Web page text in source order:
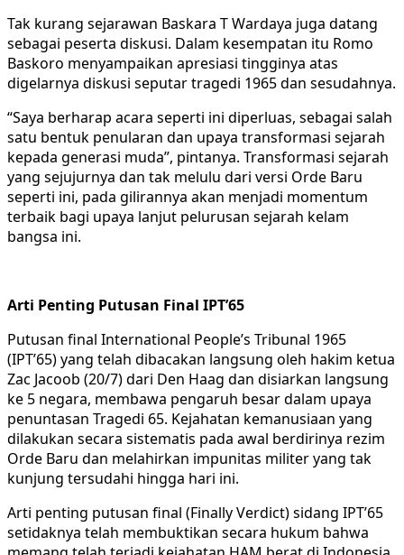
Tak kurang sejarawan Baskara T Wardaya juga datang
sebagai peserta diskusi. Dalam kesempatan itu Romo
Baskoro menyampaikan apresiasi tingginya atas
digelarnya diskusi seputar tragedi 1965 dan sesudahnya.
“Saya berharap acara seperti ini diperluas, sebagai salah
satu bentuk penularan dan upaya transformasi sejarah
kepada generasi muda”, pintanya. Transformasi sejarah
yang sejujurnya dan tak melulu dari versi Orde Baru
seperti ini, pada gilirannya akan menjadi momentum
terbaik bagi upaya lanjut pelurusan sejarah kelam
bangsa ini.
Arti Penting Putusan Final IPT’65
Putusan final International People’s Tribunal 1965
(IPT’65) yang telah dibacakan langsung oleh hakim ketua
Zac Jacoob (20/7) dari Den Haag dan disiarkan langsung
ke 5 negara, membawa pengaruh besar dalam upaya
penuntasan Tragedi 65. Kejahatan kemanusiaan yang
dilakukan secara sistematis pada awal berdirinya rezim
Orde Baru dan melahirkan impunitas militer yang tak
kunjung tersudahi hingga hari ini.
Arti penting putusan final (Finally Verdict) sidang IPT’65
setidaknya telah membuktikan secara hukum bahwa